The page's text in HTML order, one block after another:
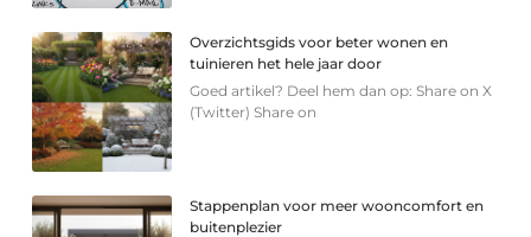
Overzichtsgids voor beter wonen en
tuinieren het hele jaar door
Goed artikel? Deel hem dan op: Share on X
(Twitter) Share on
Stappenplan voor meer wooncomfort en
buitenplezier